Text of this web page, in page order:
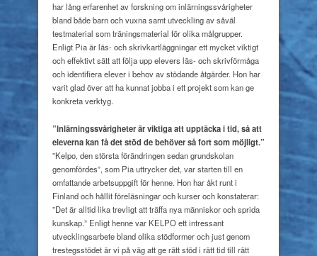
har lång erfarenhet av forskning om inlärningssvårigheter
bland både barn och vuxna samt utveckling av såväl
testmaterial som träningsmaterial för olika målgrupper.
Enligt Pia är läs- och skrivkartläggningar ett mycket viktigt
och effektivt sätt att följa upp elevers läs- och skrivförmåga
och identifiera elever i behov av stödande åtgärder. Hon har
varit glad över att ha kunnat jobba i ett projekt som kan ge
konkreta verktyg.
”Inlärningssvårigheter ärviktiga att upptäcka i tid, så att
eleverna kan få det stöd debehöver så fort som möjligt.”
”Kelpo, den största förändringen sedan grundskolan
genomfördes”, som Pia uttrycker det, var starten till en
omfattande arbetsuppgift för henne. Hon har åkt runt i
Finland och hållit föreläsningar och kurser och konstaterar:
”Det är alltid lika trevligt att träffa nya människor och sprida
kunskap.” Enligt henne var KELPO ett intressant
utvecklingsarbete bland olika stödformer och just genom
trestegsstödet är vi på väg att ge rätt stöd i rätt tid till rätt